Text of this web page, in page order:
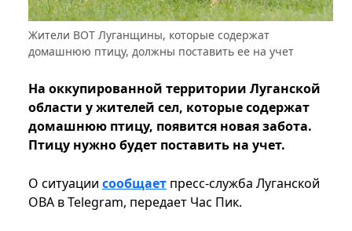
Жители ВОТ Луганщины, которые содержат
домашнюю птицу, должны поставить ее на учет
На оккупированной территории Луганской
области у жителей сел, которые содержат
домашнюю птицу, появится новая забота.
Птицу нужно будет поставить на учет.
О ситуации сообщает пресс-служба Луганской
ОВА в Telegram, передает Час Пик.